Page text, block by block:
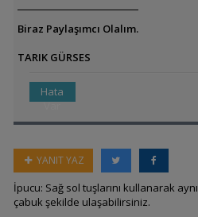
Biraz Paylaşımcı Olalım.
TARIK GÜRSES
Hata
Var
YANIT YAZ
İpucu: Sağ sol tuşlarını kullanarak
çabuk şekilde ulaşabilirsiniz.